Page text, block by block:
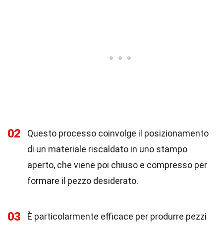
02
Questo processo coinvolge il posizionamento
di un materiale riscaldato in uno stampo
aperto, che viene poi chiuso e compresso per
formare il pezzo desiderato.
03
È particolarmente efficace per produrre pezzi